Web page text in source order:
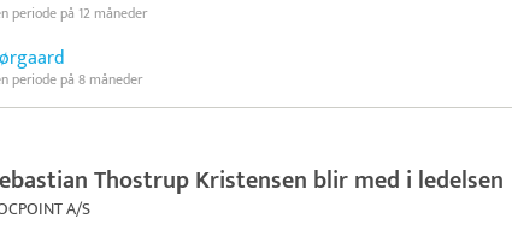
periode på 12 måneder
periode på 8 måneder
Thostrup Kristensen blir med i ledelsen
A/S